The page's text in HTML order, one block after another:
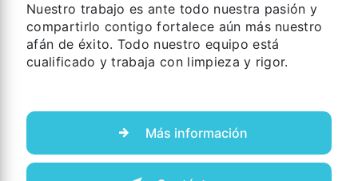
Nuestro trabajo es ante todo nuestra pasión y
compartirlo contigo fortalece aún más nuestro
afán de éxito. Todo nuestro equipo está
cualificado y trabaja con limpieza y rigor.
Más información